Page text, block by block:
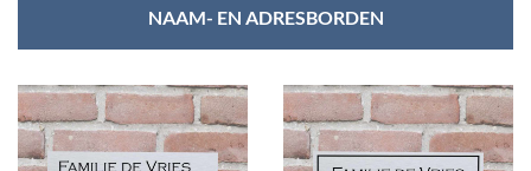
NAAM- EN ADRESBORDEN